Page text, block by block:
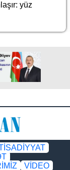
yüz
VİDEO